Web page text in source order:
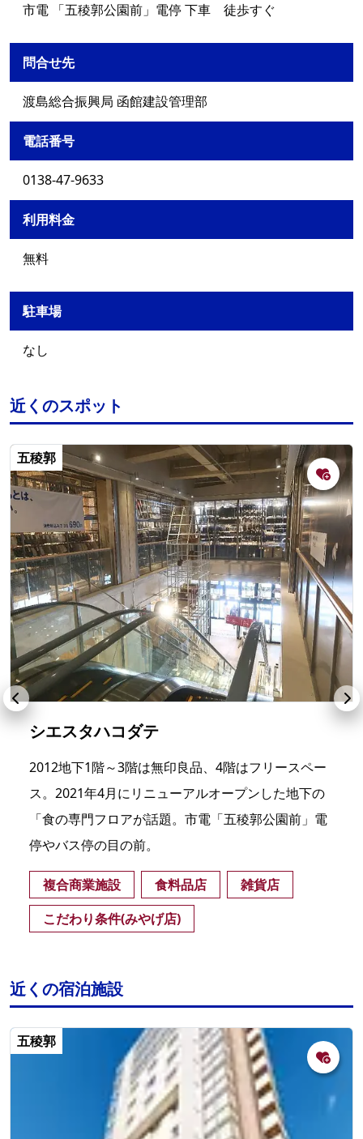
市電 「五稜郭公園前」電停 下車 徒歩すぐ
問合せ先
渡島総合振興局 函館建設管理部
電話番号
0138-47-9633
利用料金
無料
駐車場
なし
近くのスポット
五稜郭
シエスタハコダテ
2012地下1階～3階は無印良品、4階はフリースペー
ス。2021年4月にリニューアルオープンした地下の
「食の専門フロアが話題。市電「五稜郭公園前」電
停やバス停の目の前。
複合商業施設 食料品店
雑貨店
こだわり条件(みやげ店)
近くの宿泊施設
五稜郭